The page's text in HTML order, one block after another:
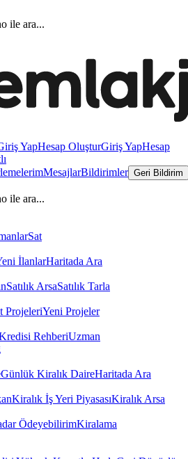
ile ara...
YapHesap OluşturGiriş YapHesap
MesajlarBildirimler Geri Bildirim
ile ara...
Sat
İlanlarHaritada Ara
Satılık ArsaSatılık Tarla
ProjeleriYeni Projeler
RehberiUzman
Günlük Kiralık DaireHaritada Ara
Kiralık İş Yeri PiyasasıKiralık Arsa
ÖdeyebilirimKiralama